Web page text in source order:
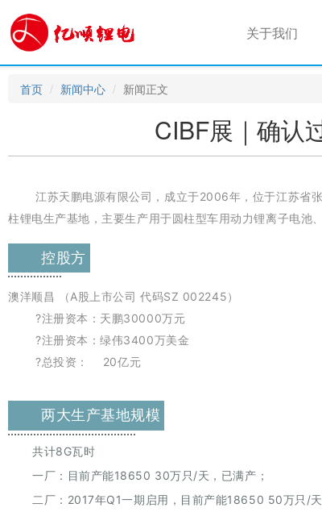
关于我们
首页 新闻中心 新闻正文
CIBF展｜确认
江苏天鹏电源有限公司，成立于2006年，位于江苏省
柱锂电生产基地，主要生产用于圆柱型车用动力锂离子电池
控股方
澳洋顺昌 （A股上市公司 代码SZ 002245）
?注册资本：天鹏30000万元
?注册资本：绿伟3400万美金
?总投资： 20亿元
两大生产基地规模
共计8G瓦时
一厂：目前产能18650 30万只/天，已满产；
二厂：2017年Q1一期启用，目前产能18650 50万只/